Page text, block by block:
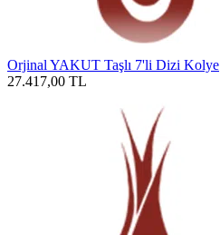
Orjinal YAKUT Taşlı 7'li Dizi Kolye
27.417,00 TL